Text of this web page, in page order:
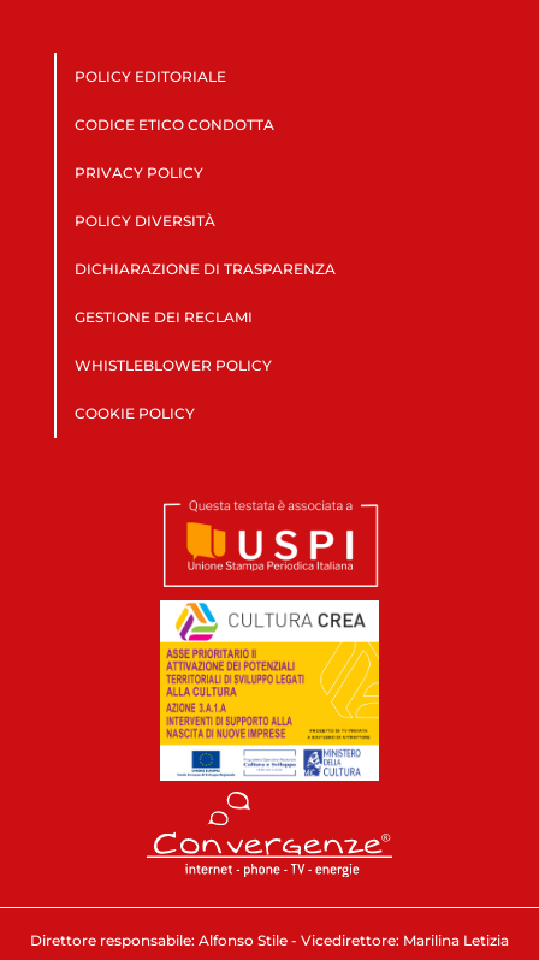
POLICY EDITORIALE
CODICE ETICO CONDOTTA
PRIVACY POLICY
POLICY DIVERSITÀ
DICHIARAZIONE DI TRASPARENZA
GESTIONE DEI RECLAMI
WHISTLEBLOWER POLICY
COOKIE POLICY
Direttore responsabile: Alfonso Stile - Vicedirettore: Marilina Letizia